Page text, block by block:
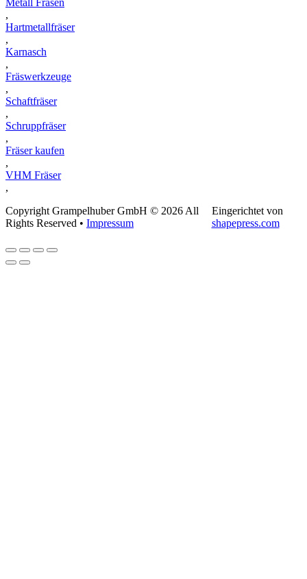
Metall Fräsen
,
Hartmetallfräser
,
Karnasch
,
Fräswerkzeuge
,
Schaftfräser
,
Schruppfräser
,
Fräser kaufen
,
VHM Fräser
,
Copyright Grampelhuber GmbH © 2026 All
Rights Reserved • Impressum
Eingerichtet von
shapepress.com